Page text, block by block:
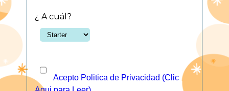
¿ A cuál?
Acepto Politica de Privacidad (Clic